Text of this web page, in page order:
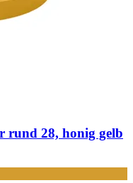
rund 28, honig gelb